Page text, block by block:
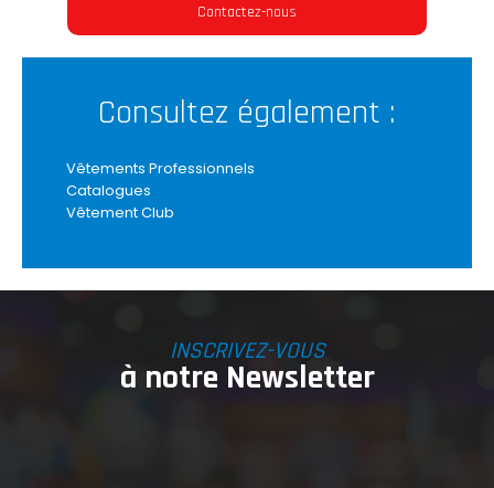
Contactez-nous
Consultez également :
Vêtements Professionnels
Catalogues
Vêtement Club
INSCRIVEZ-VOUS
à notre Newsletter